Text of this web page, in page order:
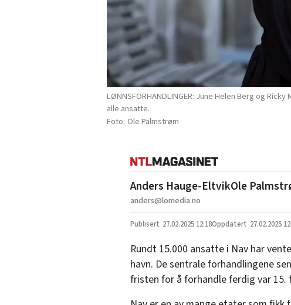
LØNNSFORHANDLINGER: June Helen Berg og
alle ansatte.
Ole Palmstrøm
Anders Hauge-Eltvik
anders@lomedia.no
Ole
27.02.2025 12:18 27.02.2025
Rundt 15.000 ansatte i Nav har
havn. De sentrale forhandlingene
fristen for å forhandle ferdig var 15.